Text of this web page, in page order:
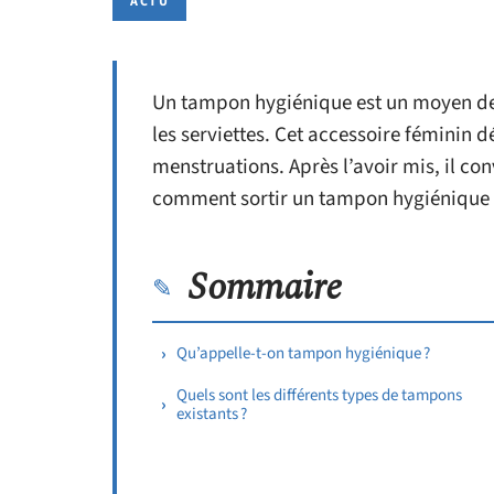
Un tampon hygiénique est un moyen
les serviettes. Cet accessoire féminin
menstruations. Après l’avoir mis, il
comment sortir un tampon
Sommaire
Qu’appelle-t-on tampon hygiénique ?
Quels sont les différents types de tampons
existants ?